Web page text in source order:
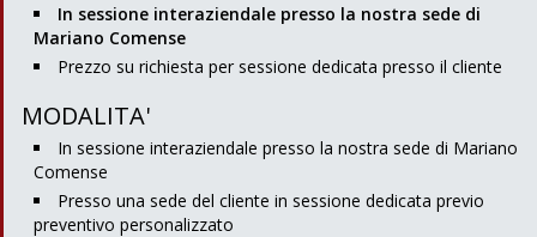
In sessione interaziendale presso la nostra sede di
Mariano Comense
Prezzo su richiesta per sessione dedicata presso il cliente
MODALITA'
In sessione interaziendale presso la nostra sede di Mariano
Comense
Presso una sede del cliente in sessione dedicata previo
preventivo personalizzato